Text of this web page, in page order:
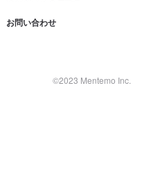
お問い合わせ
©2023 Mentemo Inc.